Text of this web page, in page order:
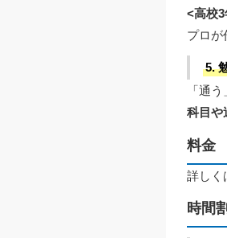
<高校
プロが
5.
「通
科目や
料金
詳しく
時間